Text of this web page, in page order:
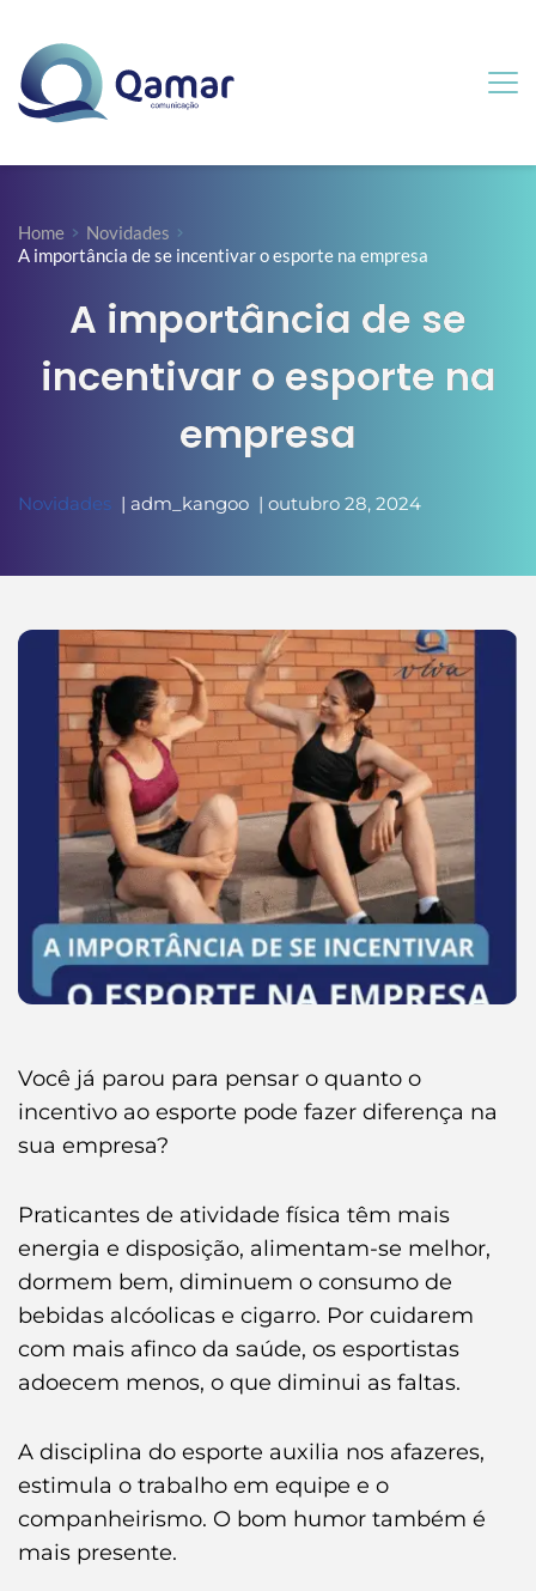
Home
Novidades
A importância de se incentivar o esporte na empresa
A importância de se
incentivar o esporte na
empresa
Novidades
  |
adm_kangoo
  |
outubro 28, 2024
Você já parou para pensar o quanto o
incentivo ao esporte pode fazer diferença na
sua empresa?
Praticantes de atividade física têm mais
energia e disposição, alimentam-se melhor,
dormem bem, diminuem o consumo de
bebidas alcóolicas e cigarro. Por cuidarem
com mais afinco da saúde, os esportistas
adoecem menos, o que diminui as faltas.
A disciplina do esporte auxilia nos afazeres,
estimula o trabalho em equipe e o
companheirismo. O bom humor também é
mais presente.